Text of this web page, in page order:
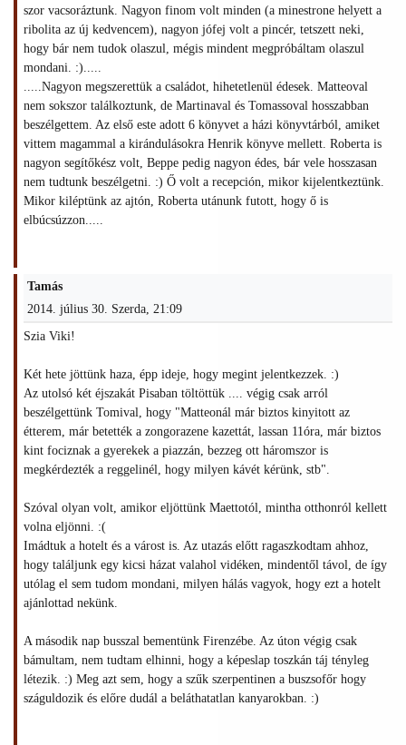
szor vacsoráztunk. Nagyon finom volt minden (a minestrone helyett a
ribolita az új kedvencem), nagyon jófej volt a pincér, tetszett neki,
hogy bár nem tudok olaszul, mégis mindent megpróbáltam olaszul
mondani. :).....
.....Nagyon megszerettük a családot, hihetetlenül édesek. Matteoval
nem sokszor találkoztunk, de Martinaval és Tomassoval hosszabban
beszélgettem. Az első este adott 6 könyvet a házi könyvtárból, amiket
vittem magammal a kirándulásokra Henrik könyve mellett. Roberta is
nagyon segítőkész volt, Beppe pedig nagyon édes, bár vele hosszasan
nem tudtunk beszélgetni. :) Ő volt a recepción, mikor kijelentkeztünk.
Mikor kiléptünk az ajtón, Roberta utánunk futott, hogy ő is
elbúcsúzzon.....
Tamás
2014. július 30. Szerda, 21:09
Szia Viki!
Két hete jöttünk haza, épp ideje, hogy megint jelentkezzek. :)
Az utolsó két éjszakát Pisaban töltöttük .... végig csak arról
beszélgettünk Tomival, hogy "Matteonál már biztos kinyitott az
étterem, már betették a zongorazene kazettát, lassan 11óra, már biztos
kint fociznak a gyerekek a piazzán, bezzeg ott háromszor is
megkérdezték a reggelinél, hogy milyen kávét kérünk, stb".
Szóval olyan volt, amikor eljöttünk Maettotól, mintha otthonról kellett
volna eljönni. :(
Imádtuk a hotelt és a várost is. Az utazás előtt ragaszkodtam ahhoz,
hogy találjunk egy kicsi házat valahol vidéken, mindentől távol, de így
utólag el sem tudom mondani, milyen hálás vagyok, hogy ezt a hotelt
ajánlottad nekünk.
A második nap busszal bementünk Firenzébe. Az úton végig csak
bámultam, nem tudtam elhinni, hogy a képeslap toszkán táj tényleg
létezik. :) Meg azt sem, hogy a szűk szerpentinen a buszsofőr hogy
száguldozik és előre dudál a beláthatatlan kanyarokban. :)